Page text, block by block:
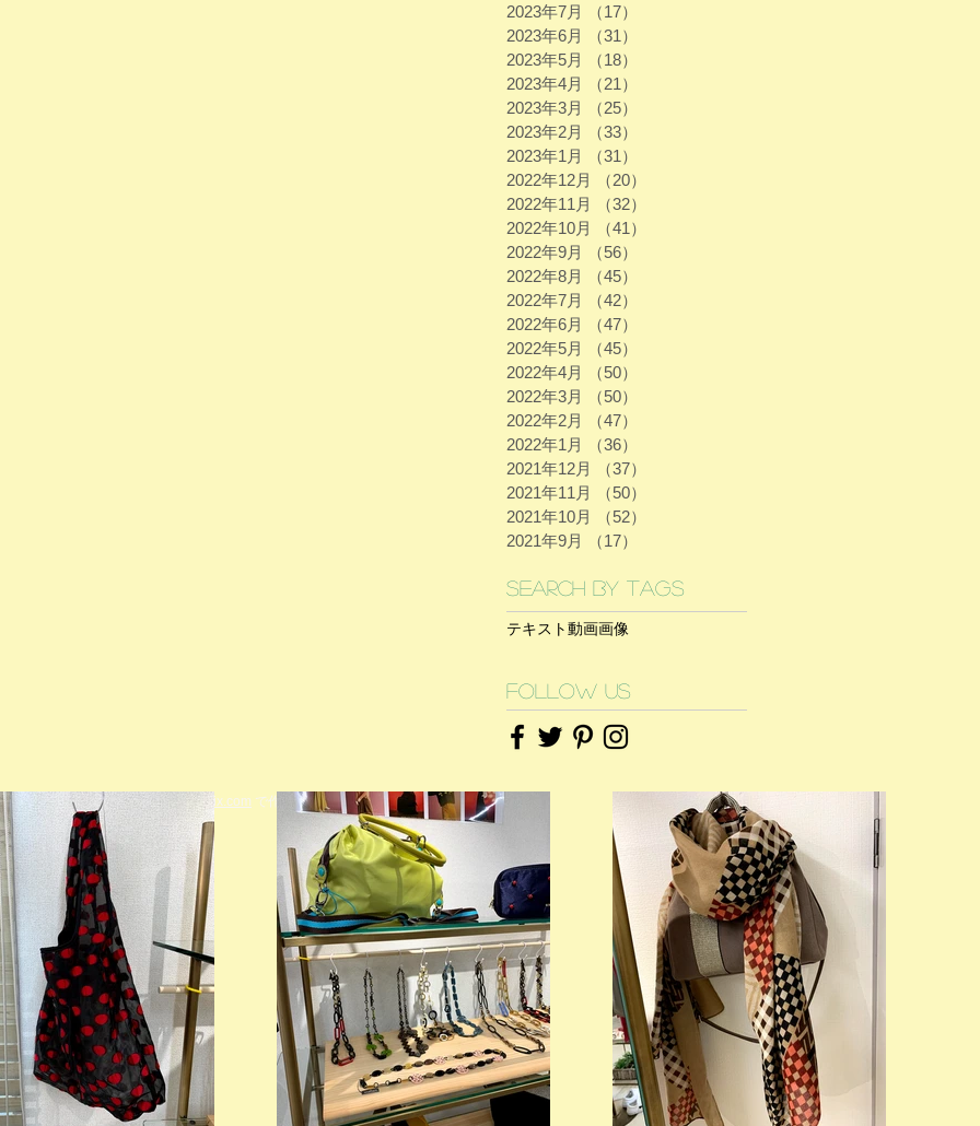
2023年7月
（17）
2023年6月
（31）
2023年5月
（18）
2023年4月
（21）
2023年3月
（25）
2023年2月
（33）
2023年1月
（31）
2022年12月
（20）
2022年11月
（32）
2022年10月
（41）
2022年9月
（56）
2022年8月
（45）
2022年7月
（42）
2022年6月
（47）
2022年5月
（45）
2022年4月
（50）
2022年3月
（50）
2022年2月
（47）
2022年1月
（36）
2021年12月
（37）
2021年11月
（50）
2021年10月
（52）
2021年9月
（17）
Search By Tags
テキスト動画画像
Follow Us
© 2023 著作権表示の例 - Wix.com で作成されたホームページです